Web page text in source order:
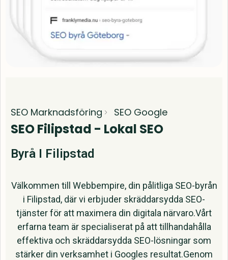
SEO Marknadsföring SEO Google
SEO Filipstad - Lokal SEO
Byrå I Filipstad
Välkommen till Webbempire, din pålitliga SEO-byrån
i Filipstad, där vi erbjuder skräddarsydda SEO-
tjänster för att maximera din digitala närvaro.Vårt
erfarna team är specialiserat på att tillhandahålla
effektiva och skräddarsydda SEO-lösningar som
stärker din verksamhet i Googles resultat.Genom